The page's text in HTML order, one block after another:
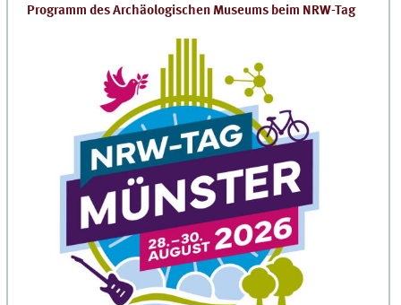
Programm des Archäologischen Museums beim NRW-Tag